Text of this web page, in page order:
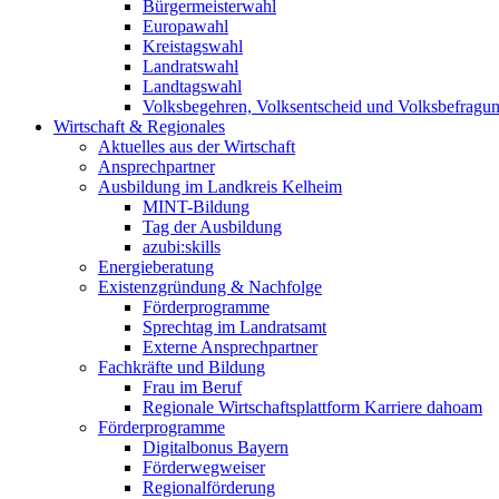
Bürgermeisterwahl
Europawahl
Kreistagswahl
Landratswahl
Landtagswahl
Volksbegehren, Volksentscheid und
Wirtschaft & Regionales
Aktuelles aus der Wirtschaft
Ansprechpartner
Ausbildung im Landkreis Kelheim
MINT-Bildung
Tag der Ausbildung
azubi:skills
Energieberatung
Existenzgründung & Nachfolge
Förderprogramme
Sprechtag im Landratsamt
Externe Ansprechpartner
Fachkräfte und Bildung
Frau im Beruf
Regionale Wirtschaftsplattform Karriere dahoam
Förderprogramme
Digitalbonus Bayern
Förderwegweiser
Regionalförderung